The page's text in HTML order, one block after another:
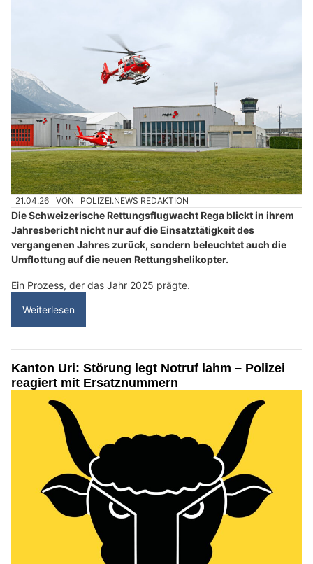
21.04.26 VON POLIZEI.NEWS REDAKTION
Die Schweizerische Rettungsflugwacht Rega blickt in ihrem
Jahresbericht nicht nur auf die Einsatztätigkeit des
vergangenen Jahres zurück, sondern beleuchtet auch die
Umflottung auf die neuen Rettungshelikopter.
Ein Prozess, der das Jahr 2025 prägte.
Weiterlesen
Kanton Uri: Störung legt Notruf lahm – Polizei
reagiert mit Ersatznummern